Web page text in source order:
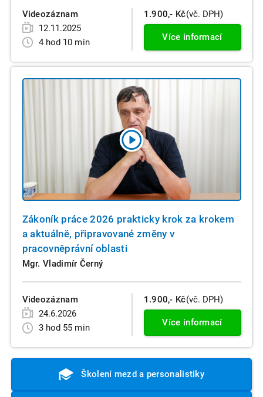
Videozáznam
12.11.2025
4 hod 10 min
1.900,- Kč(vč. DPH)
Více informací
Zákoník práce 2026 prakticky krok za krokem
a aktuálně, připravované změny v
pracovněprávní oblasti
Mgr. Vladimír Černý
Videozáznam
24.6.2026
3 hod 55 min
1.900,- Kč(vč. DPH)
Více informací
Školení mezd a personalistiky